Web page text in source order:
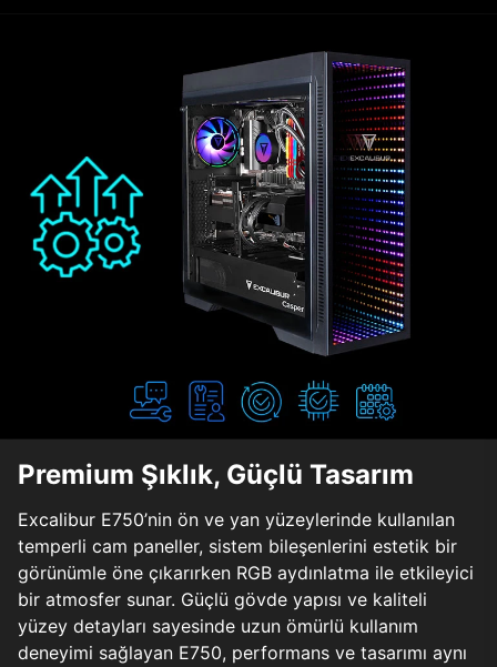
Premium Şıklık, Güçlü Tasarım
Excalibur E750’nin ön ve yan yüzeylerinde kullanılan
temperli cam paneller, sistem bileşenlerini estetik bir
görünümle öne çıkarırken RGB aydınlatma ile etkileyici
bir atmosfer sunar. Güçlü gövde yapısı ve kaliteli
yüzey detayları sayesinde uzun ömürlü kullanım
deneyimi sağlayan E750, performans ve tasarımı aynı